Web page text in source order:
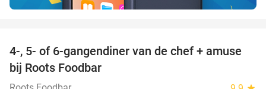
35%
4-, 5- of 6-gangendiner van de chef + amuse
bij Roots Foodbar